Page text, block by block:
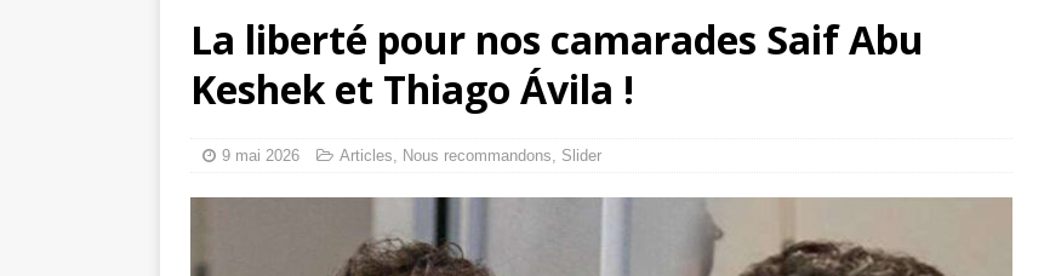
Les Israéliens se servent de la Cisjordanie comme d’une poubelle pour leurs déchets
toxiques[ 3 août 2026 ]
Capituler ou mourir : le « processus de paix » à Gaza et la propagande occidentale
La liberté pour nos camarades Saif Abu
Keshek et Thiago Ávila !
9 mai 2026 Articles, Nous recommandons, Slider